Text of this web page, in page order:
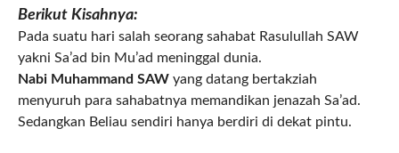
Berikut Kisahnya:
Pada suatu hari salah seorang sahabat Rasulullah SAW
yakni Sa’ad bin Mu’ad meninggal dunia.
Nabi Muhammand SAWyang datang bertakziah
menyuruh para sahabatnya memandikan jenazah Sa’ad.
Sedangkan Beliau sendiri hanya berdiri di dekat pintu.